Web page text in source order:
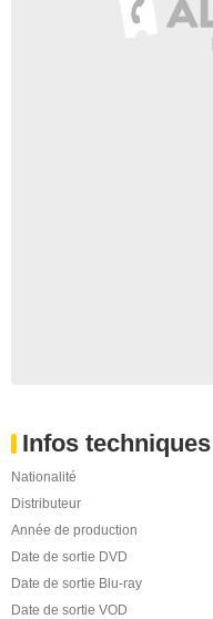
Infos techniques
Nationalité
Distributeur
Année de production
Date de sortie DVD
Date de sortie Blu-ray
Date de sortie VOD